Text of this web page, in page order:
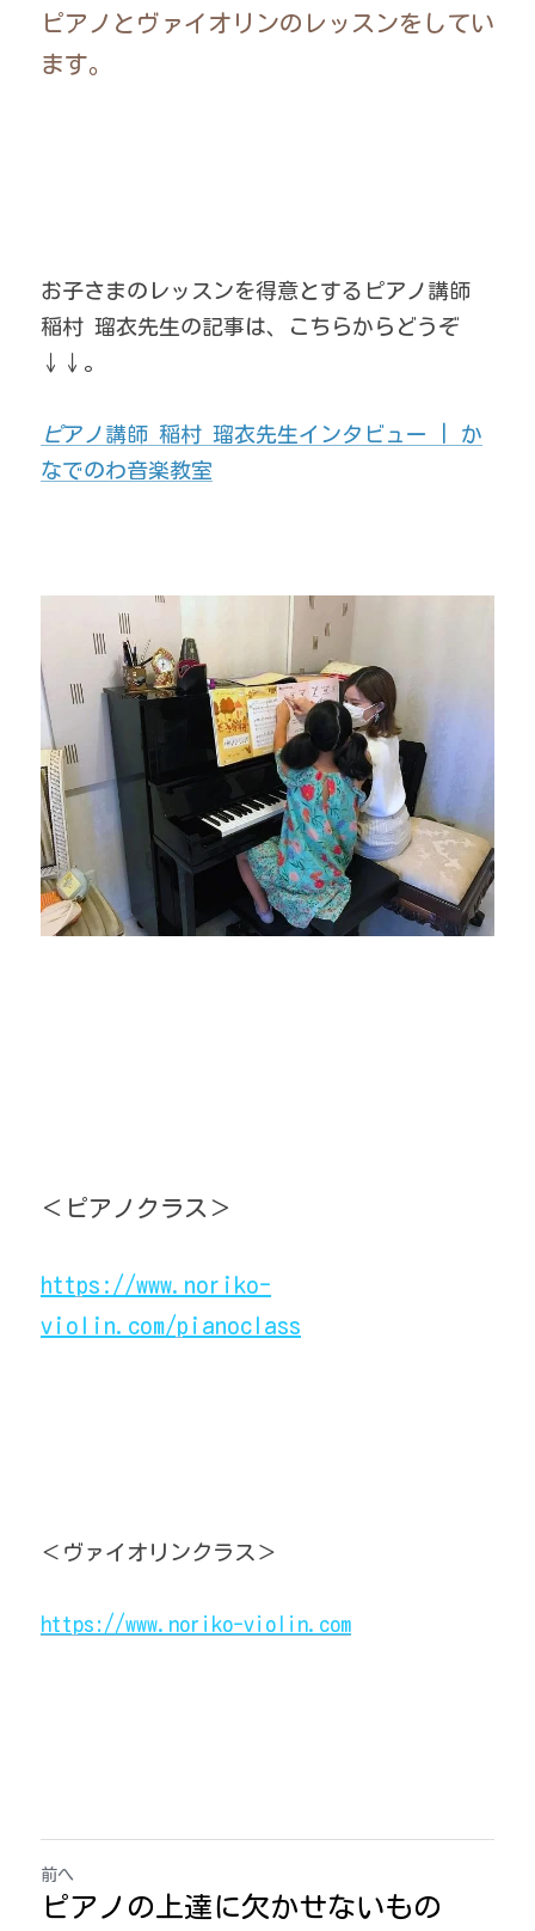
ピアノとヴァイオリンのレッスンをしてい
ます。
お子さまのレッスンを得意とするピアノ講師
稲村 瑠衣先生の記事は、こちらからどうぞ
↓↓。
ピアノ講師 稲村 瑠衣先生インタビュー | か
なでのわ音楽教室
＜ピアノクラス＞
https://www.noriko-
violin.com/pianoclass
＜ヴァイオリンクラス＞
https://www.noriko-violin.com
前へ
ピアノの上達に欠かせないもの